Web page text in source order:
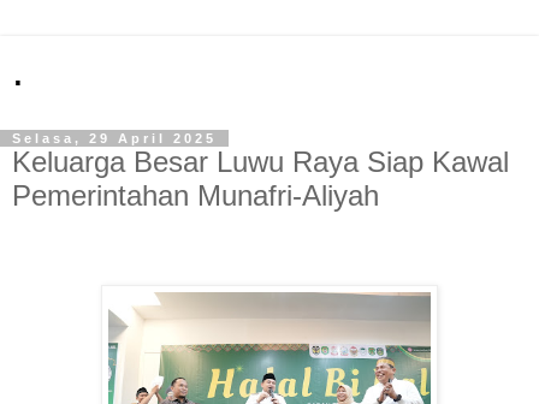
.
Selasa, 29 April 2025
Keluarga Besar Luwu Raya Siap Kawal
Pemerintahan Munafri-Aliyah